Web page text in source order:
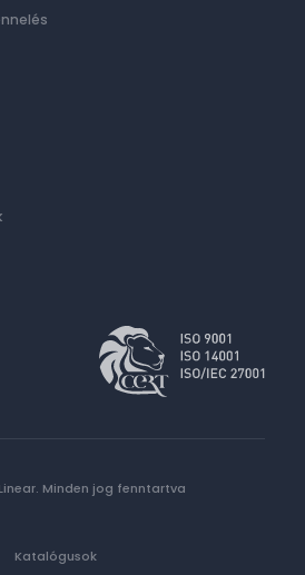
Minden jog fenntartva
Katalógusok